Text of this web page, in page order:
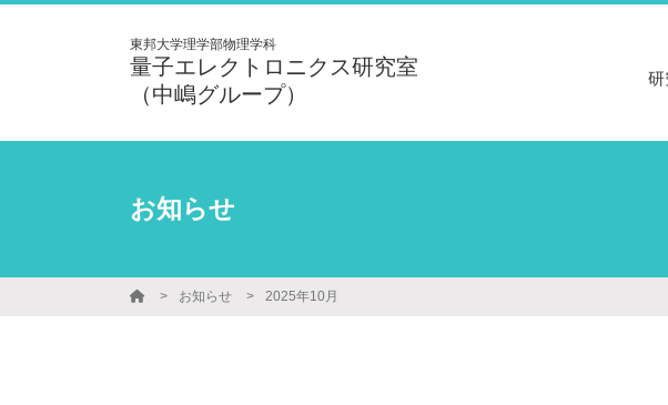
東邦大学理学部物理学科
量子エレクトロニクス研究室
（中嶋グループ）
研
お知らせ
お知らせ 2025年10月